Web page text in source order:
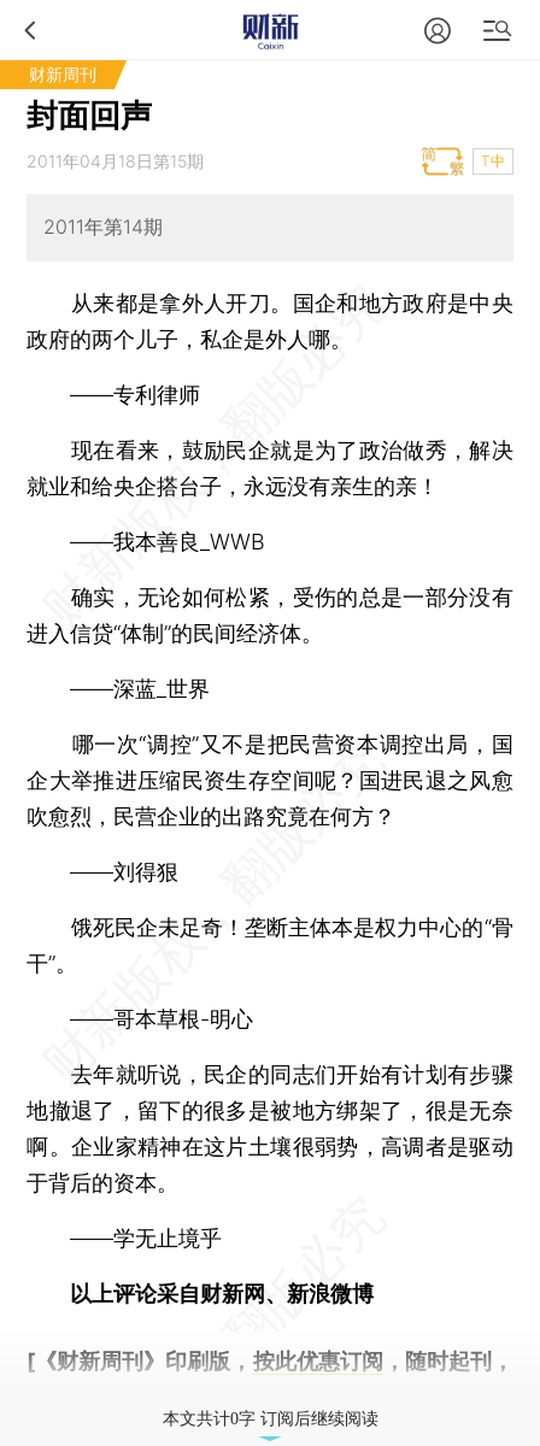
财新周刊
封面回声
2011年04月18日第15期 T中
2011年第14期
从来都是拿外人开刀。国企和地方政府是中央
政府的两个儿子，私企是外人哪。
——专利律师
现在看来，鼓励民企就是为了政治做秀，解决
就业和给央企搭台子，永远没有亲生的亲！
——我本善良_WWB
确实，无论如何松紧，受伤的总是一部分没有
进入信贷“体制”的民间经济体。
——深蓝_世界
哪一次“调控”又不是把民营资本调控出局，国
企大举推进压缩民资生存空间呢？国进民退之风愈
吹愈烈，民营企业的出路究竟在何方？
——刘得狠
饿死民企未足奇！垄断主体本是权力中心的“骨
干”。
——哥本草根-明心
去年就听说，民企的同志们开始有计划有步骤
地撤退了，留下的很多是被地方绑架了，很是无奈
啊。企业家精神在这片土壤很弱势，高调者是驱动
于背后的资本。
——学无止境乎
以上评论采自财新网、新浪微博
[《财新周刊》印刷版， 按此优惠订阅 ，随时起刊，
本文共计0字 订阅后继续阅读